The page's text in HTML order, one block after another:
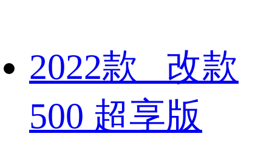
2022款 改款
500 超享版